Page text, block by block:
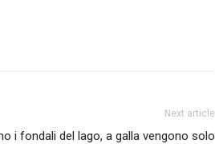
Next article
i fondali del lago, a galla vengono solo